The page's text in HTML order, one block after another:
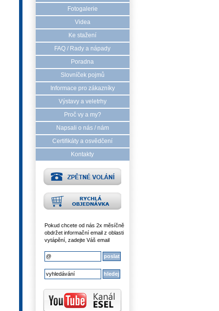
Fotogalerie
Videa
Ke stažení
FAQ / Rady a nápady
Poradna
Slovníček pojmů
Informace pro zákazníky
Výstavy a veletrhy
Proč vy a my?
Napsali o nás / nám
Certifikáty a osvědčení
Kontakty
Pokud chcete od nás 2x měsíčně
obdržet informační email z oblasti
vytápění, zadejte Váš email